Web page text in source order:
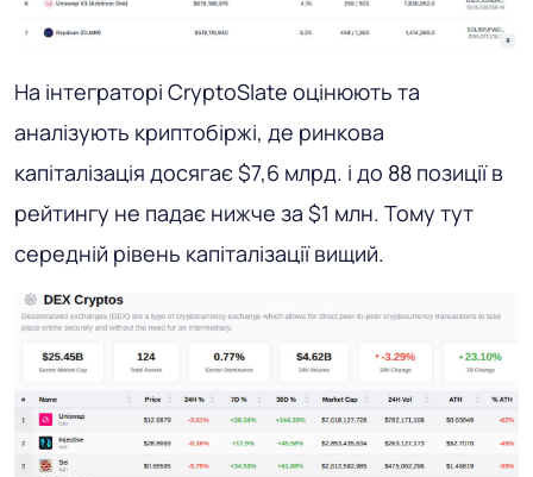
На інтеграторі CryptoSlate оцінюють та
аналізують криптобіржі, де ринкова
капіталізація досягає $7,6 млрд. і до 88 позиції в
рейтингу не падає нижче за $1 млн. Тому тут
середній рівень капіталізації вищий.